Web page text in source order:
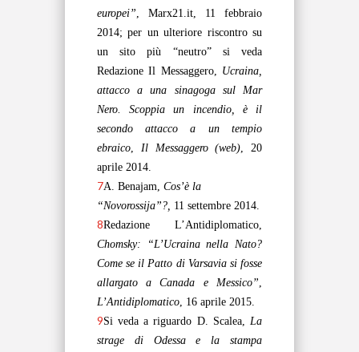
europei” , Marx21.it, 11 febbraio
2014; per un ulteriore riscontro su
un sito più “neutro” si veda
Redazione Il Messaggero, Ucraina,
attacco a una sinagoga sul Mar
Nero. Scoppia un incendio, è il
secondo attacco a un tempio
ebraico, Il Messaggero (web) , 20
aprile 2014.
7A. Benajam, Cos’è la
“Novorossija”?, 11 settembre 2014.
8Redazione L’Antidiplomatico
Chomsky: “L’Ucraina nella Nato?
Come se il Patto di Varsavia si fosse
allargato a Canada e Messico”
L’Antidiplomatico, 16 aprile 2015.
9Si veda a riguardo D. Scalea, La
strage di Odessa e la stampa